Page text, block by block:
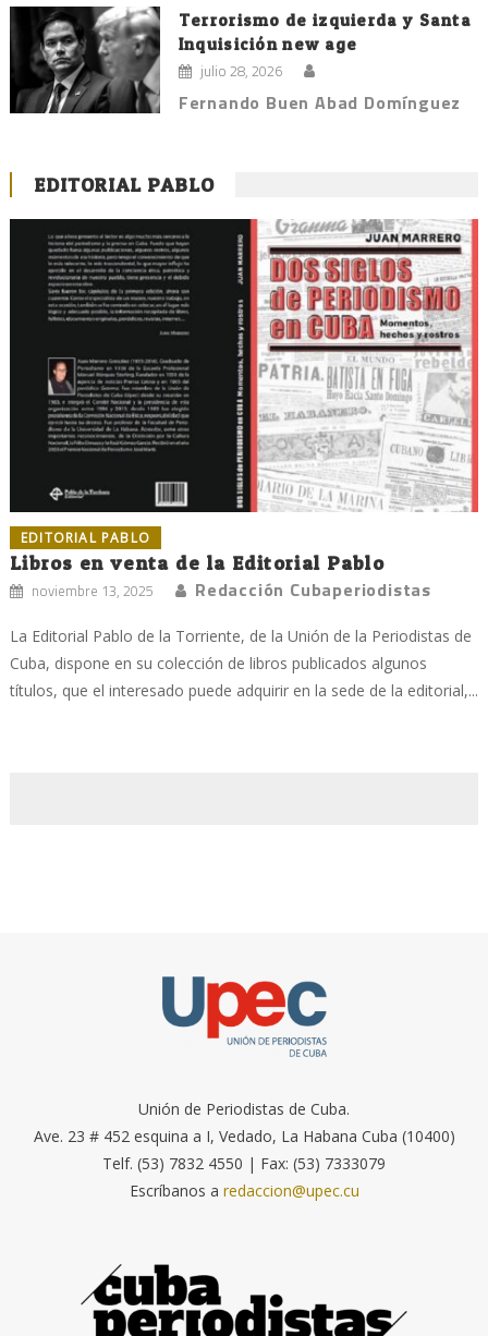
Terrorismo de izquierda y Santa
Inquisición new age
julio 28, 2026
Fernando Buen Abad Domínguez
EDITORIAL PABLO
EDITORIAL PABLO
Libros en venta de la Editorial Pablo
noviembre 13, 2025 Redacción Cubaperiodistas
La Editorial Pablo de la Torriente, de la Unión de la Periodistas de
Cuba, dispone en su colección de libros publicados algunos
títulos, que el interesado puede adquirir en la sede de la editorial,...
Unión de Periodistas de Cuba.
Ave. 23 # 452 esquina a I, Vedado, La Habana Cuba (10400)
Telf. (53) 7832 4550 | Fax: (53) 7333079
Escríbanos a redaccion@upec.cu